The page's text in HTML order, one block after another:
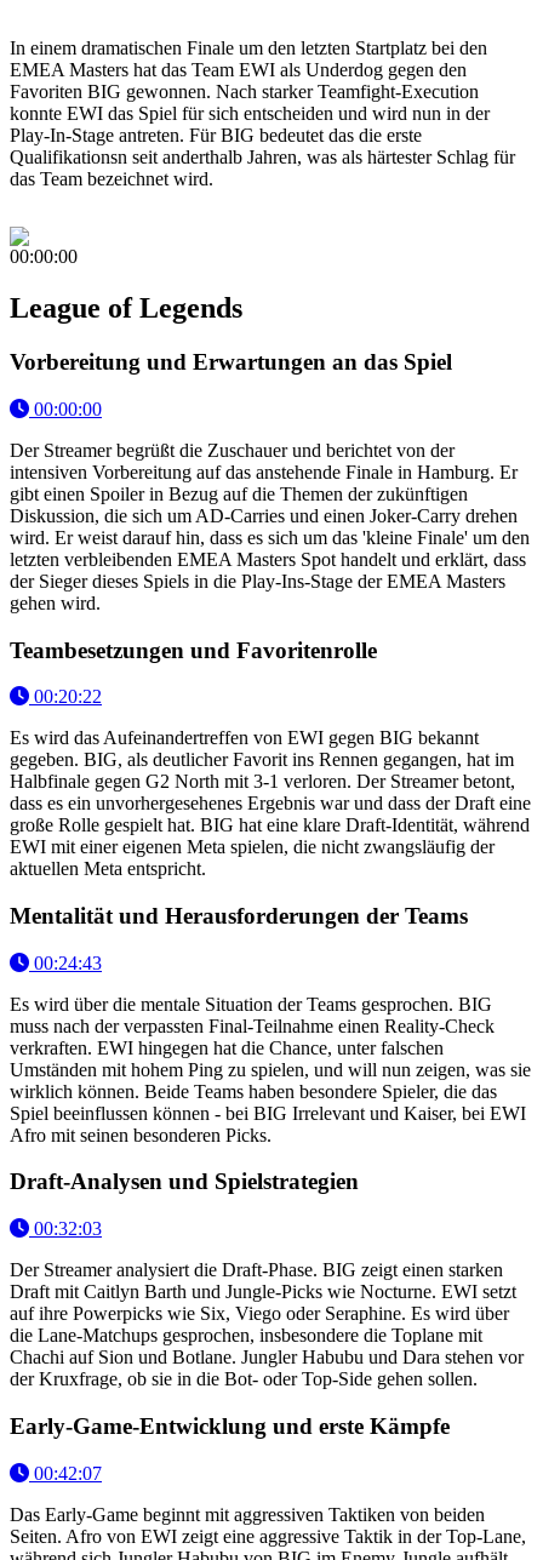
In einem dramatischen Finale um den letzten Startplatz bei den
EMEA Masters hat das Team EWI als Underdog gegen den
Favoriten BIG gewonnen. Nach starker Teamfight-Execution
konnte EWI das Spiel für sich entscheiden und wird nun in der
Play-In-Stage antreten. Für BIG bedeutet das die erste
Qualifikationsn seit anderthalb Jahren, was als härtester Schlag für
das Team bezeichnet wird.
00:00:00
League of Legends
Vorbereitung und Erwartungen an das Spiel
00:00:00
Der Streamer begrüßt die Zuschauer und berichtet von der
intensiven Vorbereitung auf das anstehende Finale in Hamburg. Er
gibt einen Spoiler in Bezug auf die Themen der zukünftigen
Diskussion, die sich um AD-Carries und einen Joker-Carry drehen
wird. Er weist darauf hin, dass es sich um das 'kleine Finale' um den
letzten verbleibenden EMEA Masters Spot handelt und erklärt, dass
der Sieger dieses Spiels in die Play-Ins-Stage der EMEA Masters
gehen wird.
Teambesetzungen und Favoritenrolle
00:20:22
Es wird das Aufeinandertreffen von EWI gegen BIG bekannt
gegeben. BIG, als deutlicher Favorit ins Rennen gegangen, hat im
Halbfinale gegen G2 North mit 3-1 verloren. Der Streamer betont,
dass es ein unvorhergesehenes Ergebnis war und dass der Draft eine
große Rolle gespielt hat. BIG hat eine klare Draft-Identität, während
EWI mit einer eigenen Meta spielen, die nicht zwangsläufig der
aktuellen Meta entspricht.
Mentalität und Herausforderungen der Teams
00:24:43
Es wird über die mentale Situation der Teams gesprochen. BIG
muss nach der verpassten Final-Teilnahme einen Reality-Check
verkraften. EWI hingegen hat die Chance, unter falschen
Umständen mit hohem Ping zu spielen, und will nun zeigen, was sie
wirklich können. Beide Teams haben besondere Spieler, die das
Spiel beeinflussen können - bei BIG Irrelevant und Kaiser, bei EWI
Afro mit seinen besonderen Picks.
Draft-Analysen und Spielstrategien
00:32:03
Der Streamer analysiert die Draft-Phase. BIG zeigt einen starken
Draft mit Caitlyn Barth und Jungle-Picks wie Nocturne. EWI setzt
auf ihre Powerpicks wie Six, Viego oder Seraphine. Es wird über
die Lane-Matchups gesprochen, insbesondere die Toplane mit
Chachi auf Sion und Botlane. Jungler Habubu und Dara stehen vor
der Kruxfrage, ob sie in die Bot- oder Top-Side gehen sollen.
Early-Game-Entwicklung und erste Kämpfe
00:42:07
Das Early-Game beginnt mit aggressiven Taktiken von beiden
Seiten. Afro von EWI zeigt eine aggressive Taktik in der Top-Lane,